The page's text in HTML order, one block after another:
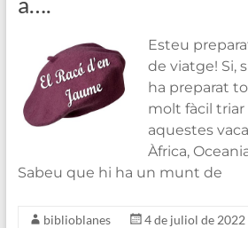
Esteu
de viatge! Si,
ha preparat
molt fàcil
aquestes
Àfrica,
Sabeu que hi ha un munt de
biblioblanes 4 de juliol de 2022